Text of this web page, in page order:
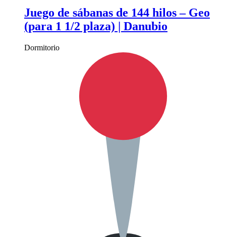
Juego de sábanas de 144 hilos – Geo
(para 1 1/2 plaza) | Danubio
Dormitorio